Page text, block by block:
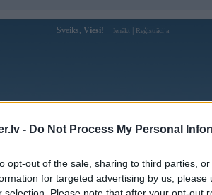
- Do Not Process My Personal
opt-out of the sale, sharing to third parties,
for targeted advertising by us,
Sveiks, Viesi! Ienākt Reģistrācija
Forums Galerijas Reģistrācija
Lietotāja roony19 profils
Pēdējo